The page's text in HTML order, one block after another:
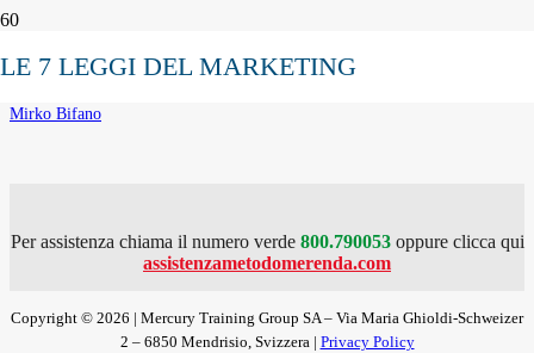
LE 7 LEGGI DEL MARKETING
Mirko Bifano
Mirko Bifano
Per assistenza chiama il numero verde 800.790053 oppure clicca qui
assistenzametodomerenda.com
Copyright © 2026 | Mercury Training Group SA – Via Maria Ghioldi-Schweizer
2 – 6850 Mendrisio, Svizzera | Privacy Policy